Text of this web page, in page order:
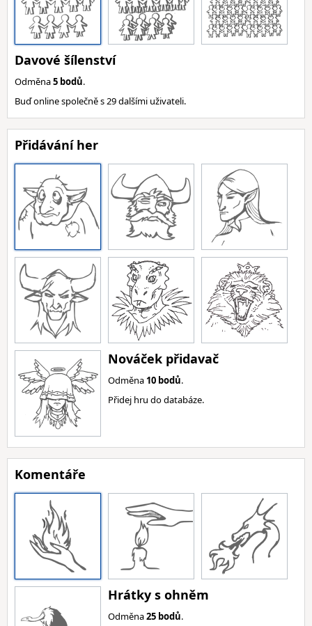
Davové šílenství
Odměna5 bodů.
Buď online společně s 29 dalšími uživateli.
Přidávání her
Nováček přidavač
Odměna 10 bodů.
Přidej hru do databáze.
Komentáře
Hrátky s ohněm
Odměna25 bodů.